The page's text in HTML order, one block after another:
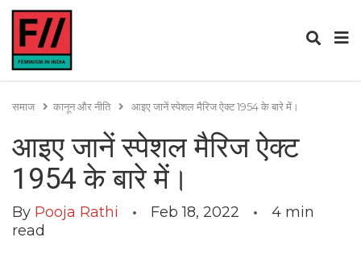
समाज कानून और नीति आइए जानें स्पेशल मैरिज ऐक्ट 1954 के बारे में।
आइए जानें स्पेशल मैरिज ऐक्ट
1954 के बारे में।
By Pooja Rathi Feb 18, 2022 4 min
read